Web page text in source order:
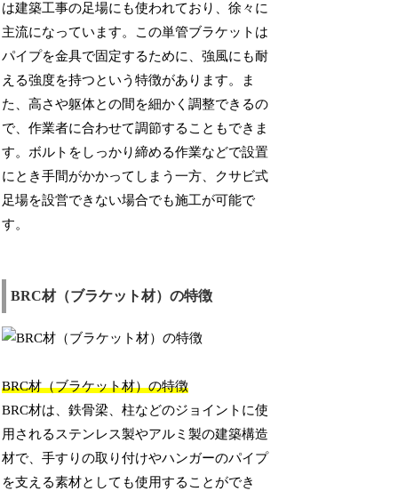
は建築工事の足場にも使われており、徐々に
主流になっています。この単管ブラケットは
パイプを金具で固定するために、強風にも耐
える強度を持つという特徴があります。ま
た、高さや躯体との間を細かく調整できるの
で、作業者に合わせて調節することもできま
す。ボルトをしっかり締める作業などで設置
にとき手間がかかってしまう一方、クサビ式
足場を設営できない場合でも施工が可能で
す。
BRC材（ブラケット材）の特徴
BRC材（ブラケット材）の特徴
BRC材は、鉄骨梁、柱などのジョイントに使
用されるステンレス製やアルミ製の建築構造
材で、手すりの取り付けやハンガーのパイプ
を支える素材としても使用することができ